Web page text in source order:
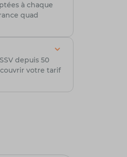
à chaque
quad
depuis 50
votre tarif